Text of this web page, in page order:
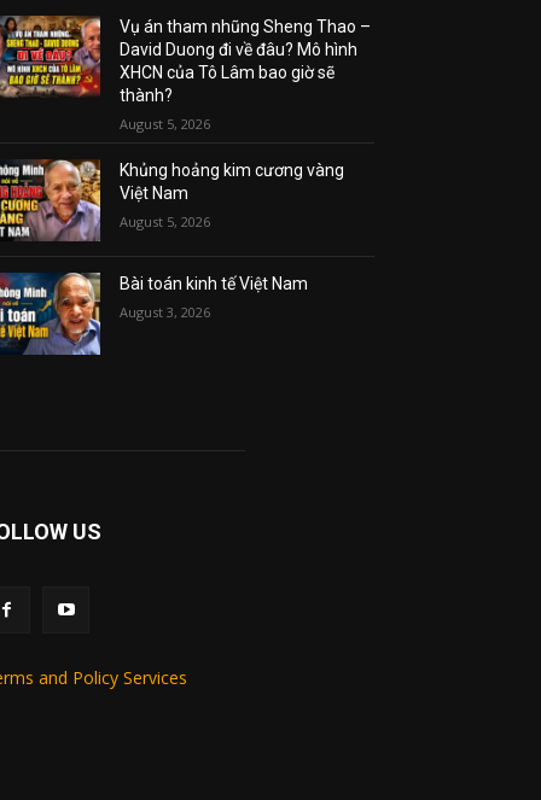
Vụ án tham nhũng Sheng Thao –
David Duong đi về đâu? Mô hình
XHCN của Tô Lâm bao giờ sẽ
thành?
August 5, 2026
Khủng hoảng kim cương vàng
Việt Nam
August 5, 2026
Bài toán kinh tế Việt Nam
August 3, 2026
US
and Policy Services